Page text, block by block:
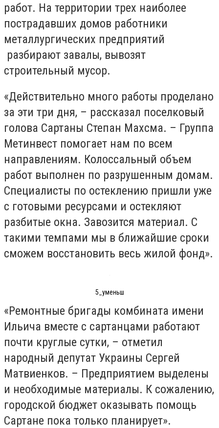
работ. На территории трех наиболее
пострадавших домов работники
металлургических предприятий
разбирают завалы, вывозят
строительный мусор.
«Действительно много работы проделано
за эти три дня, – рассказал поселковый
голова Сартаны Степан Махсма. – Группа
Метинвест помогает нам по всем
направлениям. Колоссальный объем
работ выполнен по разрушенным домам.
Специалисты по остеклению пришли уже
с готовыми ресурсами и остекляют
разбитые окна. Завозится материал. С
такими темпами мы в ближайшие сроки
сможем восстановить весь жилой фонд».
5_уменьш
«Ремонтные бригады комбината имени
Ильича вместе с сартанцами работают
почти круглые сутки, – отметил
народный депутат Украины Сергей
Матвиенков. – Предприятием выделены
и необходимые материалы. К сожалению,
городской бюджет оказывать помощь
Сартане пока только планирует».